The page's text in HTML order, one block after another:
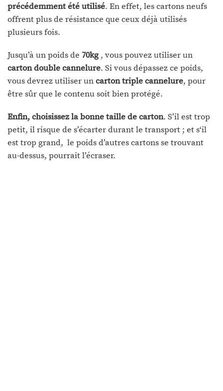
précédemment été utilisé. En effet, les cartons neufs
offrent plus de résistance que ceux déjà utilisés
plusieurs fois.
Jusqu’à un poids de 70kg, vous pouvez utiliser un
carton double cannelure. Si vous dépassez ce poids,
vous devrez utiliser uncarton triple cannelure, pour
être sûr que le contenu soit bien protégé.
Enfin, choisissez la bonne taille de carton. S’il est trop
petit, il risque de s’écarter durant le transport ; et s‘il
est trop grand, le poids d’autres cartons se trouvant
au-dessus, pourrait l’écraser.